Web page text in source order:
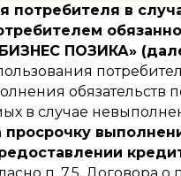
в
ПОЗИКА»
обязательств
в случае
просрочку
п. 7.5. Договора